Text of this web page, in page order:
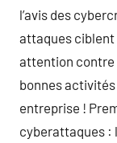
l’avis des
attaques
attention contre
bonnes activités
entreprise !
cyberattaques :